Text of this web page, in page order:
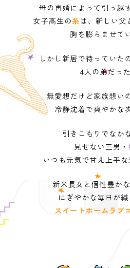
母の再婚によって引っ越
女子高生の糸は、新しい父
胸を膨らませて
しかし新居で待ってい
4人の弟だった
無愛想だけど家族想い
冷静沈着で爽やかな
引きこもりでなか
見せない三男・
いつも元気で甘え上手な
新米長女と個性豊か
にぎやかな毎日が織
スイートホームラブ